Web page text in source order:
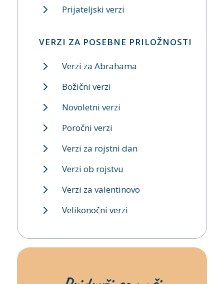
Prijateljski verzi
VERZI ZA POSEBNE PRILOŽNOSTI
Verzi za Abrahama
Božični verzi
Novoletni verzi
Poročni verzi
Verzi za rojstni dan
Verzi ob rojstvu
Verzi za valentinovo
Velikonočni verzi